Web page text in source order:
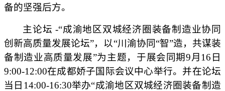
备的坚强后方。
主论坛 -“成渝地区双城经济圈装备制造业协同
创新高质量发展论坛”，以“川渝协同“智”造，共谋装
备制造业高质量发展”为主题，于展会同期9月16日
9:00-12:00在成都娇子国际会议中心举行。并在论坛
当日14:00-16:30举办“成渝地区双城经济圈装备制造